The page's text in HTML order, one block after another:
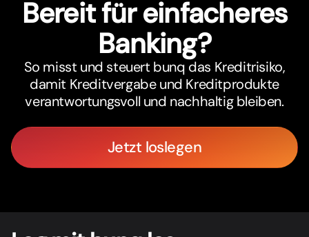
Bereit für einfacheres
Banking?
So misst und steuert bunq das Kreditrisiko,
damit Kreditvergabe und Kreditprodukte
verantwortungsvoll und nachhaltig bleiben.
Jetzt loslegen